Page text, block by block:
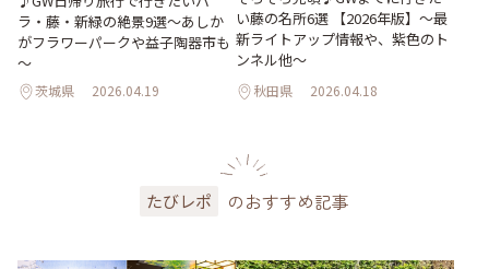
ラ・藤・新緑の絶景9選～あしか
がフラワーパークや益子陶器市も
～
茨城県 2026.04.19
い藤の名所6選 【2026年版】～最
新ライトアップ情報や、紫色のト
ンネル他～
秋田県 2026.04.18
たびレポ のおすすめ記事